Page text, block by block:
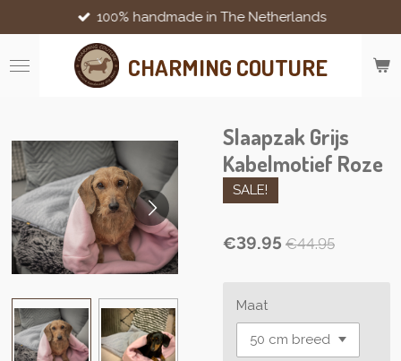
to
main
content
CHARMING COUTURE
100% handmade in The Netherlands
Slaapzak Grijs
Kabelmotief Roze
SALE!
€39.95 €44.95
Maat